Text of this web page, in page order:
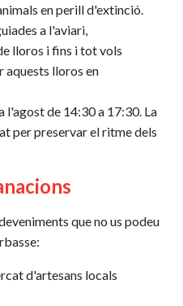
en perill d'extinció.
a l'aviari,
lloros i fins i tot vols
aquests lloros en
l'agost de 14:30 a 17:30. La
per preservar el ritme dels
que no us podeu
d'artesans locals